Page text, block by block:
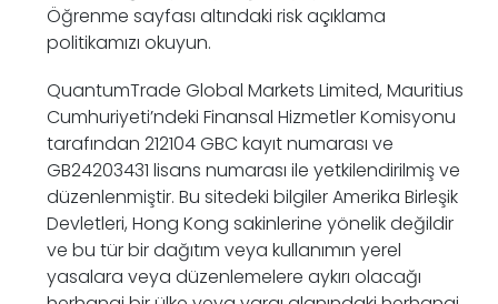
Öğrenme sayfası altındaki risk açıklama
politikamızı okuyun.
QuantumTrade Global Markets Limited, Mauritius
Cumhuriyeti’ndeki Finansal Hizmetler Komisyonu
tarafından212104 GBC kayıt numarasıve
GB24203431 lisans numarası ile yetkilendirilmiş ve
düzenlenmiştir. Bu sitedeki bilgiler Amerika Birleşik
Devletleri, Hong Kong sakinlerine yönelik değildir
ve bu tür bir dağıtım veya kullanımın yerel
yasalara veya düzenlemelere aykırı olacağı